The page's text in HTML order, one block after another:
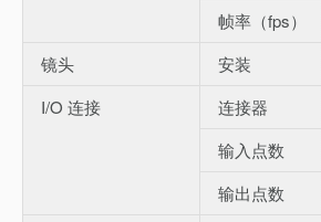
帧率（fps）
镜头
安装
I/O 连接
连接器
输入点数
输出点数